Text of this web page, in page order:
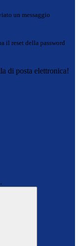
un messaggio
il reset della password
di posta elettronica!